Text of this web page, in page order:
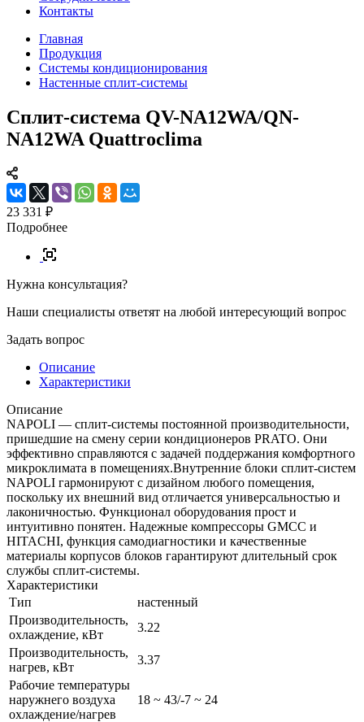
Контакты
Главная
Продукция
Системы кондиционирования
Настенные сплит-системы
Сплит-система QV-NA12WA/QN-
NA12WA Quattroclima
23 331 ₽
Подробнее
Нужна консультация?
Наши специалисты ответят на любой интересующий вопрос
Задать вопрос
Описание
Характеристики
Описание
NAPOLI — сплит-системы постоянной производительности,
пришедшие на смену серии кондиционеров PRATO. Они
эффективно справляются с задачей поддержания комфортного
микроклимата в помещениях.Внутренние блоки сплит-систем
NAPOLI гармонируют с дизайном любого помещения,
поскольку их внешний вид отличается универсальностью и
лаконичностью. Функционал оборудования прост и
интуитивно понятен. Надежные компрессоры GMCC и
HITACHI, функция самодиагностики и качественные
материалы корпусов блоков гарантируют длительный срок
службы сплит-системы.
Характеристики
Тип
настенный
Производительность,
охлаждение, кВт
3.22
Производительность,
нагрев, кВт
3.37
Рабочие температуры
наружнего воздуха
охлаждение/нагрев
18 ~ 43/-7 ~ 24